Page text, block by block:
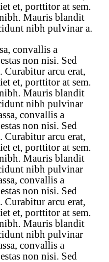
et, porttitor at sem.
Mauris blandit
nibh pulvinar a.
convallis a
non nisi. Sed
arcu erat,
et, porttitor at sem.
Mauris blandit
nibh pulvinar
convallis a
non nisi. Sed
arcu erat,
et, porttitor at sem.
Mauris blandit
nibh pulvinar
convallis a
non nisi. Sed
arcu erat,
et, porttitor at sem.
Mauris blandit
nibh pulvinar
convallis a
non nisi. Sed